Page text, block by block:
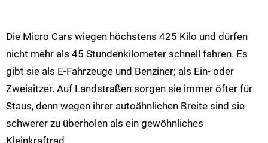
Die Micro Cars wiegen höchstens 425 Kilo und dürfen
nicht mehr als 45 Stundenkilometer schnell fahren. Es
gibt sie als E-Fahrzeuge und Benziner; als Ein- oder
Zweisitzer. Auf Landstraßen sorgen sie immer öfter für
Staus, denn wegen ihrer autoähnlichen Breite sind sie
schwerer zu überholen als ein gewöhnliches
Kleinkraftrad.